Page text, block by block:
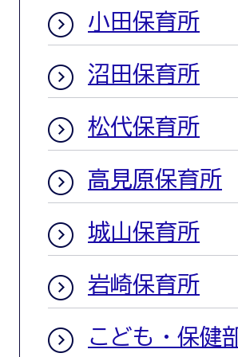
小田保育所
沼田保育所
松代保育所
高見原保育所
城山保育所
岩崎保育所
こども・保健